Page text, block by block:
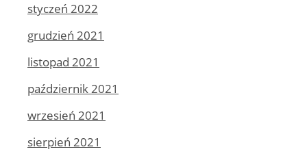
styczeń 2022
grudzień 2021
listopad 2021
październik 2021
wrzesień 2021
sierpień 2021